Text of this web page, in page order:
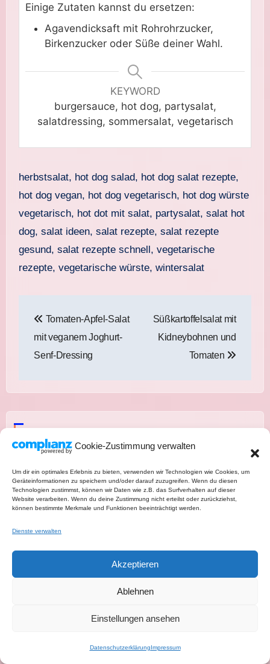
Cookie-Zustimmung verwalten
Um dir ein optimales Erlebnis zu bieten, verwenden wir Technologien wie Cookies, um
Geräteinformationen zu speichern und/oder darauf zuzugreifen. Wenn du diesen
Technologien zustimmst, können wir Daten wie z.B. das Surfverhalten auf dieser
Website verarbeiten. Wenn du deine Zustimmung nicht erteilst oder zurückziehst,
können bestimmte Merkmale und Funktionen beeinträchtigt werden.
Dienste verwalten
Akzeptieren
Ablehnen
Einstellungen ansehen
DatenschutzerklärungImpressum
Einige Zutaten kannst du ersetzen:
Agavendicksaft mit Rohrohrzucker,
Birkenzucker oder Süße deiner Wahl.
KEYWORD
burgersauce, hot dog, partysalat,
salatdressing, sommersalat, vegetarisch
herbstsalat, hot dog salad, hot dog salat rezepte,
hot dog vegan, hot dog vegetarisch, hot dog würste
vegetarisch, hot dot mit salat, partysalat, salat hot
dog, salat ideen, salat rezepte, salat rezepte
gesund, salat rezepte schnell, vegetarische
rezepte, vegetarische würste, wintersalat
Tomaten-Apfel-Salat
mit veganem Joghurt-
Senf-Dressing
Süßkartoffelsalat mit
Kidneybohnen und
Tomaten
leichte, sättigende und einfache Rezepte